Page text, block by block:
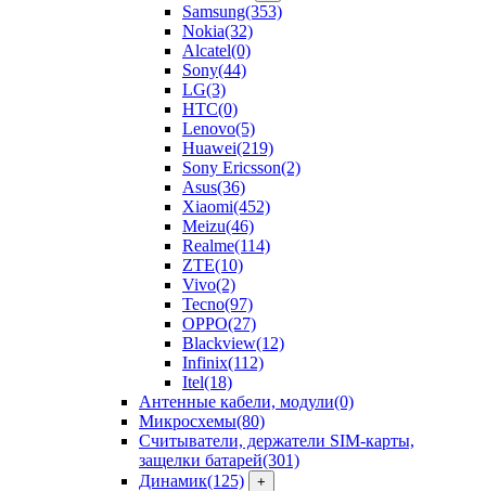
Samsung(353)
Nokia(32)
Alcatel(0)
Sony(44)
LG(3)
HTC(0)
Lenovo(5)
Huawei(219)
Sony Ericsson(2)
Asus(36)
Xiaomi(452)
Meizu(46)
Realme(114)
ZTE(10)
Vivo(2)
Tecno(97)
OPPO(27)
Blackview(12)
Infinix(112)
Itel(18)
Антенные кабели, модули(0)
Микросхемы(80)
Считыватели, держатели SIM-карты,
защелки батарей(301)
Динамик(125) +